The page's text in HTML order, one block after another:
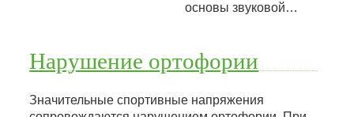
основы звуковой…
Нарушение ортофории
Значительные спортивные напряжения